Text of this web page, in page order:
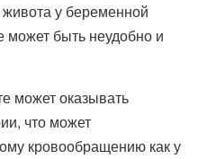
у беременной
быть неудобно и
может оказывать
что может
кровообращению как у